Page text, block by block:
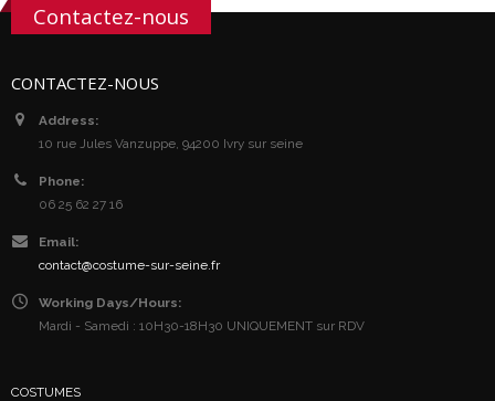
Contactez-nous
CONTACTEZ-NOUS
Address:
10 rue Jules Vanzuppe, 94200 Ivry sur seine
Phone:
06 25 62 27 16
Email:
contact@costume-sur-seine.fr
Working Days/Hours:
Mardi - Samedi : 10H30-18H30 UNIQUEMENT sur RDV
COSTUMES